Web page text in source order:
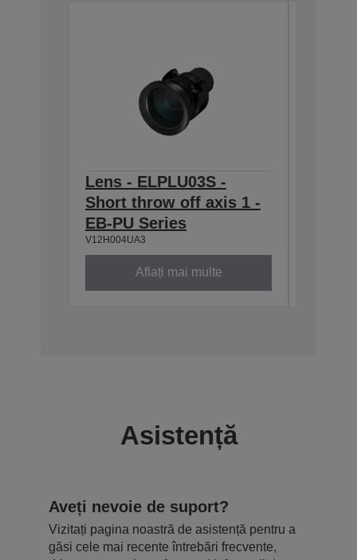
Lens - ELPLU03S -
Short throw off axis 1 -
EB-PU Series
V12H004UA3
Aflați mai multe
Asistență
Aveți nevoie de suport?
Vizitați pagina noastră de asistență pentru a
găsi cele mai recente întrebări frecvente,